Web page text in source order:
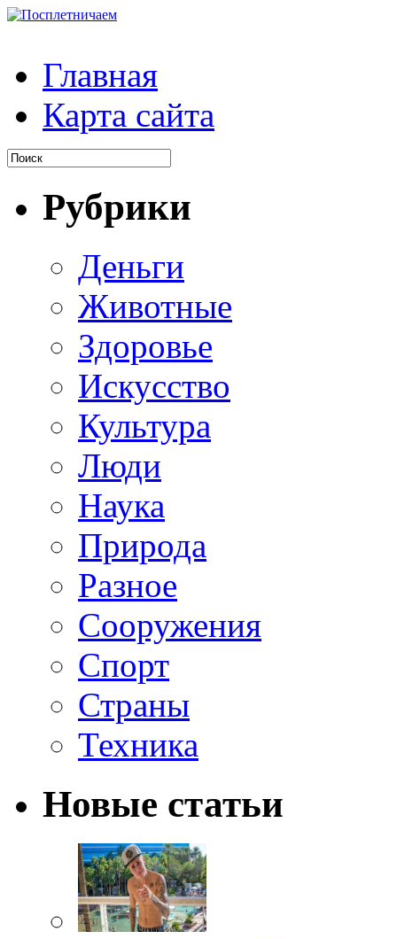
Главная
Карта сайта
Рубрики
Деньги
Животные
Здоровье
Искусство
Культура
Люди
Наука
Природа
Разное
Сооружения
Спорт
Страны
Техника
Новые статьи